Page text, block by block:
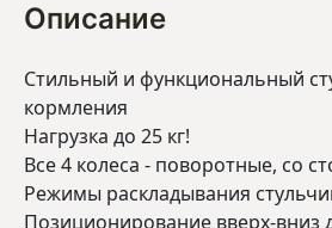
Описание
Стильный и функциональный
кормления
Нагрузка до 25 кг!
Все 4 колеса - поворотные, со
Режимы раскладывания
Позиционирование вверх-вниз